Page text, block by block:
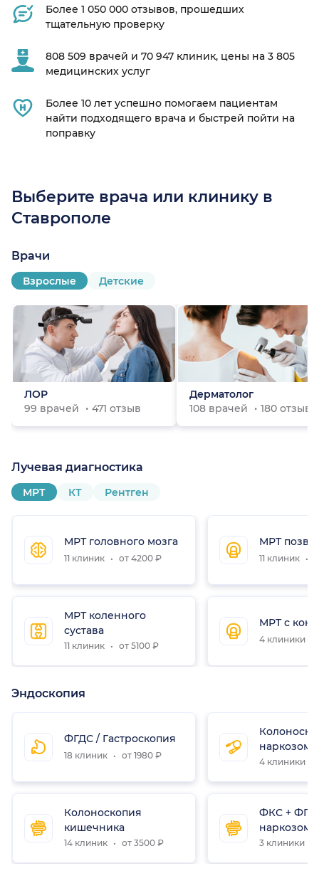
Более 1 050 000 отзывов, прошедших
тщательную проверку
808 509 врачей и 70 947 клиник, цены на 3 805
медицинских услуг
Более 10 лет успешно помогаем пациентам
найти подходящего врача и быстрей пойти на
поправку
Выберите врача или клинику в
Ставрополе
Врачи
Взрослые Детские
ЛОР
99 врачей
471 отзыв
Дерматолог
108 врачей
180
Лучевая диагностика
МРТ КТ Рентген
МРТ головного мозга
11 клиник от 4200 ₽
МРТ коленного
сустава
11 клиник от 5100 ₽
МРТ
11 клиник
МРТ с
4 клиники
Эндоскопия
ФГДС / Гастроскопия
18 клиник от 1980 ₽
Колоноскопия
кишечника
14 клиник от 3500 ₽
наркозом
4 клиники
ФКС +
наркозом
3 клиники